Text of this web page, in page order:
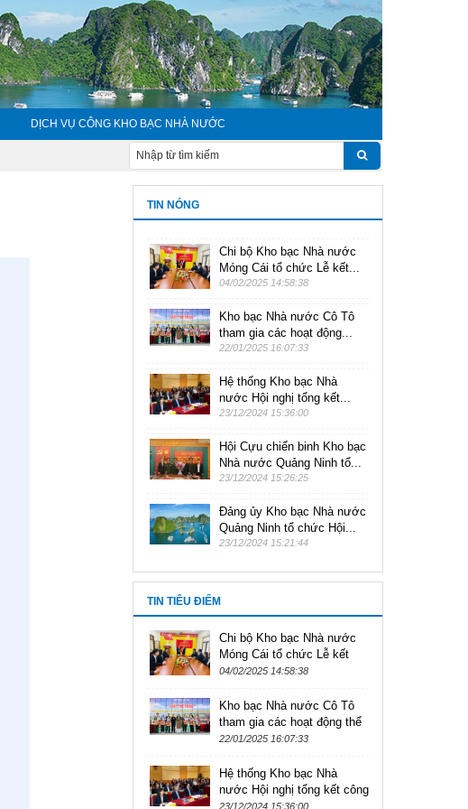
DỊCH VỤ CÔNG KHO BẠC NHÀ NƯỚC
TIN NÓNG
Chi bộ Kho bạc Nhà nước
Móng Cái tổ chức Lễ kết...
04/02/2025 14:58:38
Kho bạc Nhà nước Cô Tô
tham gia các hoạt động...
22/01/2025 16:07:33
Hệ thống Kho bạc Nhà
nước Hội nghị tổng kết...
23/12/2024 15:36:00
Hội Cựu chiến binh Kho bạc
Nhà nước Quảng Ninh tổ...
23/12/2024 15:26:25
Đảng ủy Kho bạc Nhà nước
Quảng Ninh tổ chức Hội...
23/12/2024 15:21:44
TIN TIÊU ĐIỂM
Chi bộ Kho bạc Nhà nước
Móng Cái tổ chức Lễ kết
nạp Đảng viên mới năm
04/02/2025 14:58:38
Kho bạc Nhà nước Cô Tô
tham gia các hoạt động thể
thao chào mừng kỷ niệm 95
Cộng...
22/01/2025 16:07:33
Hệ thống Kho bạc Nhà
nước Hội nghị tổng kết công
tác năm 2024 và triển khai
23/12/2024 15:36:00